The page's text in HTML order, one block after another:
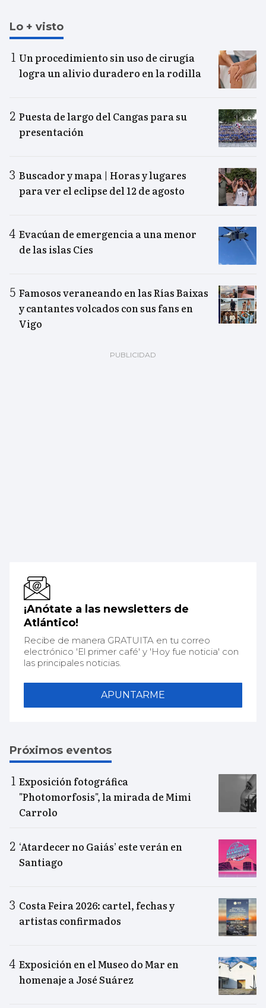
Lo + visto
Un procedimiento sin uso de cirugía
logra un alivio duradero en la rodilla
Puesta de largo del Cangas para su
presentación
Buscador y mapa | Horas y lugares
para ver el eclipse del 12 de agosto
Evacúan de emergencia a una menor
de las islas Cíes
Famosos veraneando en las Rías Baixas
y cantantes volcados con sus fans en
Vigo
¡Anótate a las newsletters de
Atlántico!
Recibe de manera GRATUITA en tu correo
electrónico 'El primer café' y 'Hoy fue noticia' con
las principales noticias.
APUNTARME
Próximos eventos
Exposición fotográfica
"Photomorfosis", la mirada de Mimi
Carrolo
‘Atardecer no Gaiás’ este verán en
Santiago
Costa Feira 2026: cartel, fechas y
artistas confirmados
Exposición en el Museo do Mar en
homenaje a José Suárez